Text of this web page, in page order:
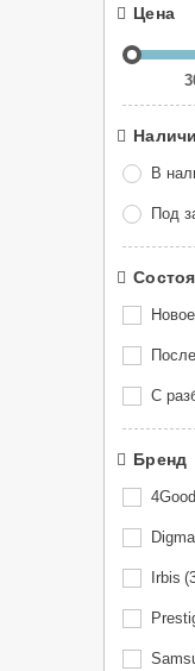
Цена
В
Под
Новое
С
Бренд
4Good
Digma
Irbis